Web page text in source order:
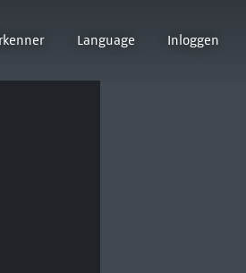
Language Inloggen